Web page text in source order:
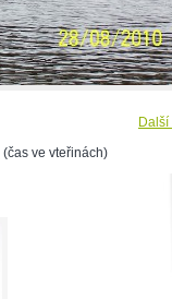
(čas ve vteřinách)